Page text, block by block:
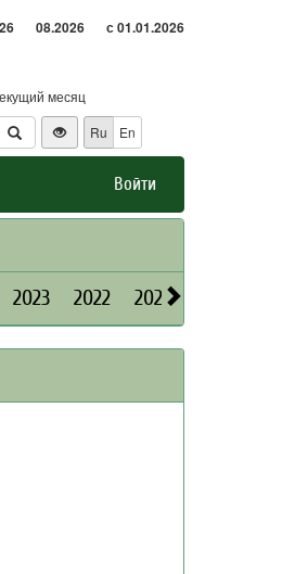
08.2026 с 01.01.2026
месяц
Ru
En
Войти
2023 2022 2021